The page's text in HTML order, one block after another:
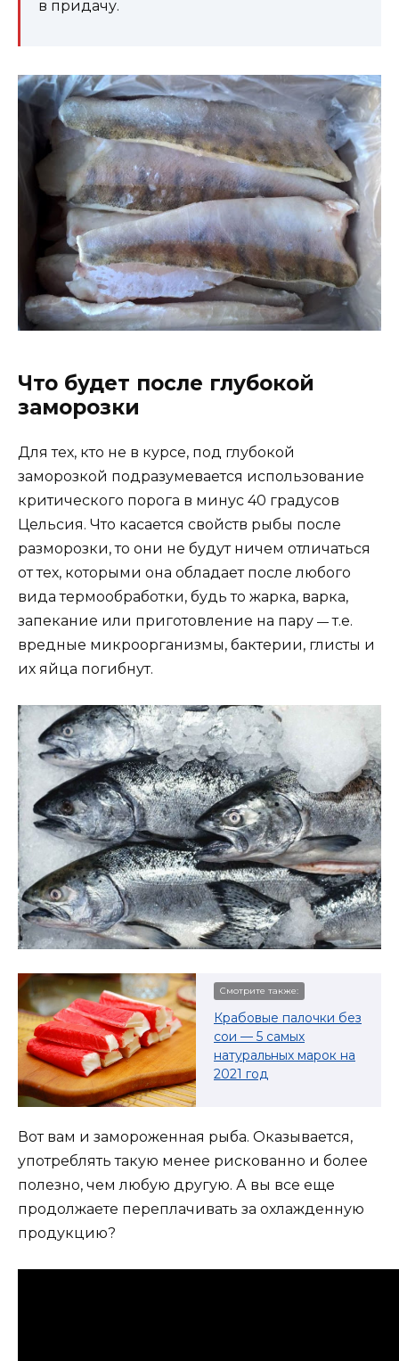
в придачу.
Что будет после глубокой
заморозки
Для тех, кто не в курсе, под глубокой
заморозкой подразумевается использование
критического порога в минус 40 градусов
Цельсия. Что касается свойств рыбы после
разморозки, то они не будут ничем отличаться
от тех, которыми она обладает после любого
вида термообработки, будь то жарка, варка,
запекание или приготовление на пару —т.е.
вредные микроорганизмы, бактерии, глисты и
их яйца погибнут.
Смотрите также:
Крабовые палочки без
сои — 5 самых
натуральных марок на
2021 год
Вот вам и замороженная рыба. Оказывается,
употреблять такую менее рискованно и более
полезно, чем любую другую. А вы все еще
продолжаете переплачивать за охлажденную
продукцию?